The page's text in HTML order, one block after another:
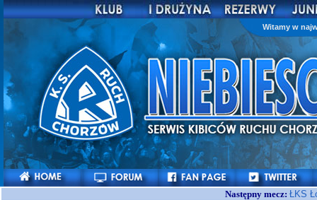
Witamy w
Następny mecz: ŁKS